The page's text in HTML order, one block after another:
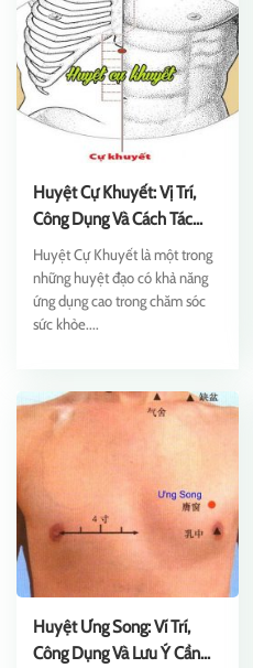
Huyệt Cự Khuyết: Vị Trí,
Công Dụng Và Cách Tác
Động
Huyệt Cự Khuyết là một trong
những huyệt đạo có khả năng
ứng dụng cao trong chăm sóc
sức khỏe....
Huyệt Ưng Song: Ví Trí,
Công Dụng Và Lưu Ý Cần